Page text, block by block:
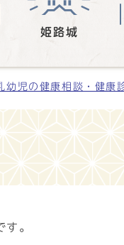
姫路城
幼児の健康相談・健康
。